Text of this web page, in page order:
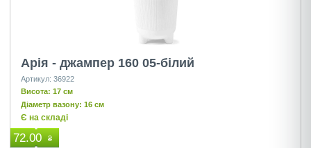
Арія - джампер 160 05-білий
Артикул: 36922
Висота: 17 см
Діаметр вазону: 16 см
Є на складі
72.00 ₴